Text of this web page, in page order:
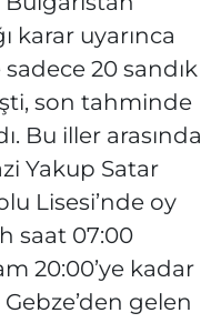
karar uyarınca
20 sandık
son tahminde
Bu iller arasında
Yakup Satar
Lisesi’nde oy
saat 07:00
20:00’ye kadar
gelen